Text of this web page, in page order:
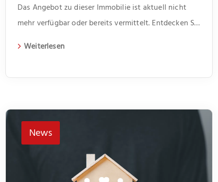
Das Angebot zu dieser Immobilie ist aktuell nicht
mehr verfügbar oder bereits vermittelt. Entdecken Sie
Weiterlesen
News